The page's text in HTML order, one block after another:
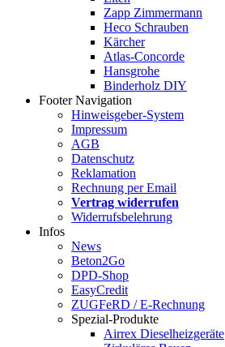
Zapp Zimmermann
Heco Schrauben
Kärcher
Atlas-Concorde
Hansgrohe
Binderholz DIY
Footer Navigation
Hinweisgeber-System
Impressum
AGB
Datenschutz
Reklamation
Rechnung per Email
Vertrag widerrufen
Widerrufsbelehrung
Infos
News
Beton2Go
DPD-Shop
EasyCredit
ZUGFeRD / E-Rechnung
Spezial-Produkte
Airrex Dieselheizgeräte